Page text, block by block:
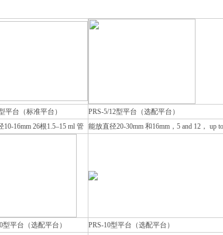
平台（标准平台） PRS-5/12型平台（选配平台）
10-16mm 26根1.5–15 ml 管 能放直径20-30mm 和16mm，5 and 12， up
型平台（选配平台） PRS-10型平台（选配平台）